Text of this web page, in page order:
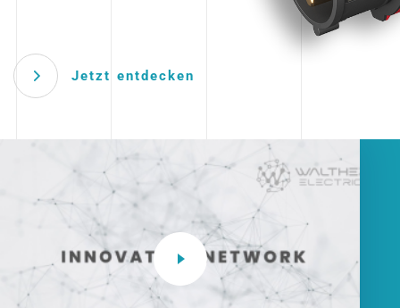
Jetzt entdecken